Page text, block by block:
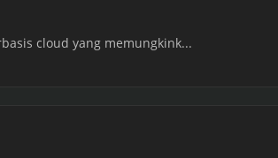
cloud yang memungkink...